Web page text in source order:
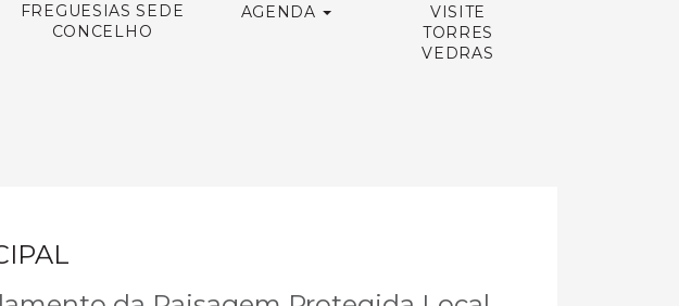
FREGUESIAS SEDE
CONCELHO
AGENDA
VISITE
TORRES
VEDRAS